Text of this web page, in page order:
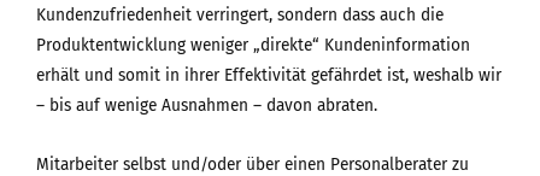
Kundenzufriedenheit verringert, sondern dass auch die
Produktentwicklung weniger „direkte“ Kundeninformation
erhält und somit in ihrer Effektivität gefährdet ist, weshalb wir
– bis auf wenige Ausnahmen – davon abraten.
Mitarbeiter selbst und/oder über einen Personalberater zu